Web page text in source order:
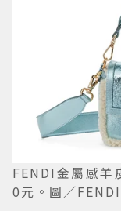
FENDI金屬感
0元。圖／